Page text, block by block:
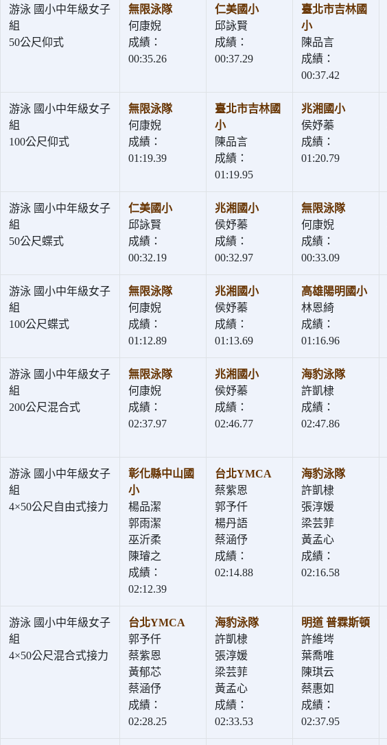
游泳 國小中年級女子
組
50公尺仰式
無限泳隊
何康婗
成績：
00:35.26
仁美國小
邱詠賢
成績：
00:37.29
臺北市吉林國
小
陳品言
成績：
00:37.42
游泳 國小中年級女子
組
100公尺仰式
無限泳隊
何康婗
成績：
01:19.39
臺北市吉林國
小
陳品言
成績：
01:19.95
兆湘國小
侯妤蓁
成績：
01:20.79
游泳 國小中年級女子
組
50公尺蝶式
仁美國小
邱詠賢
成績：
00:32.19
兆湘國小
侯妤蓁
成績：
00:32.97
無限泳隊
何康婗
成績：
00:33.09
游泳 國小中年級女子
組
100公尺蝶式
無限泳隊
何康婗
成績：
01:12.89
兆湘國小
侯妤蓁
成績：
01:13.69
高雄陽明國小
林恩綺
成績：
01:16.96
游泳 國小中年級女子
組
200公尺混合式
無限泳隊
何康婗
成績：
02:37.97
兆湘國小
侯妤蓁
成績：
02:46.77
海豹泳隊
許凱棣
成績：
02:47.86
游泳 國小中年級女子
組
4×50公尺自由式接力
彰化縣中山國
小
楊品潔
郭雨潔
巫沂柔
陳璿之
成績：
02:12.39
台北YMCA
蔡紫恩
郭予仟
楊丹語
蔡涵伃
成績：
02:14.88
海豹泳隊
許凱棣
張淳媛
梁芸菲
黃孟心
成績：
02:16.58
游泳 國小中年級女子
組
4×50公尺混合式接力
台北YMCA
郭予仟
蔡紫恩
黃郁芯
蔡涵伃
成績：
02:28.25
海豹泳隊
許凱棣
張淳媛
梁芸菲
黃孟心
成績：
02:33.53
明道 普霖斯頓
許維埁
葉喬唯
陳琪云
蔡惠如
成績：
02:37.95